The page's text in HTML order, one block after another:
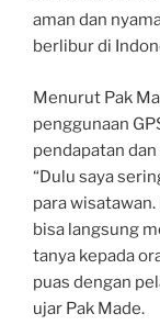
aman dan
berlibur di
Menurut Pak
penggunaan
pendapatan
“Dulu saya
para wisatawan.
bisa langsung
tanya kepada
puas dengan
ujar Pak Made.